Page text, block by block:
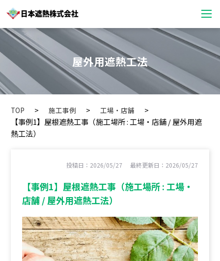
屋外用遮熱工法
TOP 施工事例 工場・店舗
【事例1】屋根遮熱工事（施工場所 : 工場・店舗 / 屋外用遮
熱工法）
投稿日：2026/05/27 最終更新日：2026/05/27
【事例1】屋根遮熱工事（施工場所 : 工場・
店舗 / 屋外用遮熱工法）